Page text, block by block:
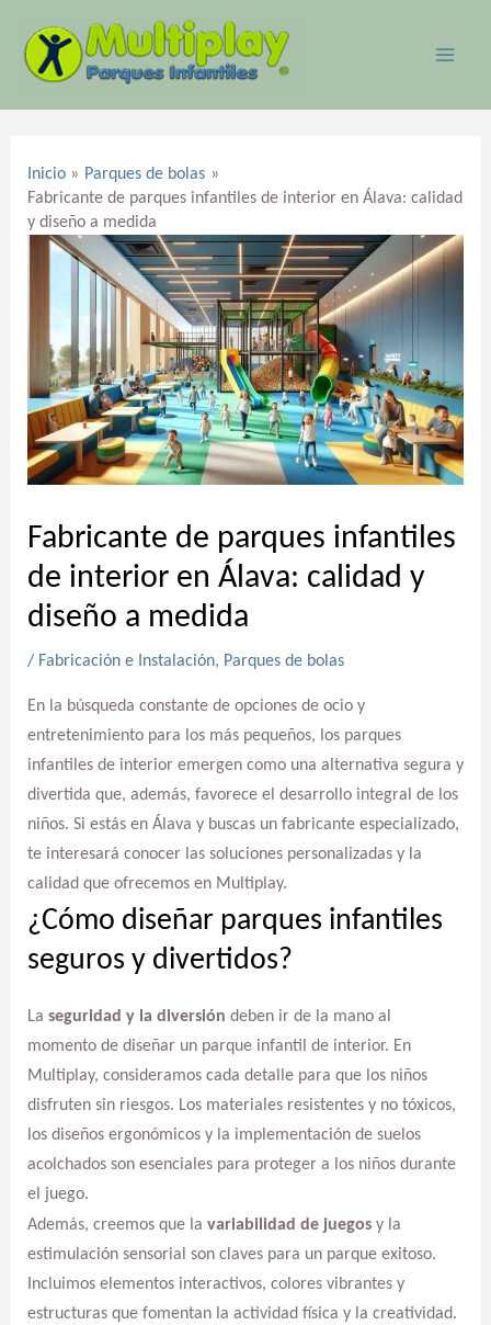
contenido
Inicio
Parques de bolas
Fabricante de parques infantiles de interior en Álava: calidad
y diseño a medida
Fabricante de parques infantiles
de interior en Álava: calidad y
diseño a medida
/ Fabricación e Instalación, Parques de bolas
En la búsqueda constante de opciones de ocio y
entretenimiento para los más pequeños, los parques
infantiles de interior emergen como una alternativa segura y
divertida que, además, favorece el desarrollo integral de los
niños. Si estás en Álava y buscas un fabricante especializado,
te interesará conocer las soluciones personalizadas y la
calidad que ofrecemos en Multiplay.
¿Cómo diseñar parques infantiles
seguros y divertidos?
La seguridad y la diversión deben ir de la mano al
momento de diseñar un parque infantil de interior. En
Multiplay, consideramos cada detalle para que los niños
disfruten sin riesgos. Los materiales resistentes y no tóxicos,
los diseños ergonómicos y la implementación de suelos
acolchados son esenciales para proteger a los niños durante
el juego.
Además, creemos que la variabilidad de juegosy la
estimulación sensorial son claves para un parque exitoso.
Incluimos elementos interactivos, colores vibrantes y
estructuras que fomentan la actividad física y la creatividad.
entradas